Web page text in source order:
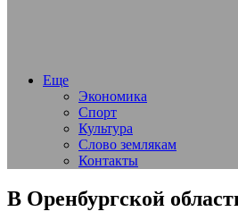
Еще
Экономика
Спорт
Культура
Слово землякам
Контакты
В Оренбургской